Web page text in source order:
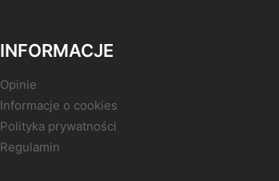
INFORMACJE
Opinie
Informacje o cookies
Polityka prywatności
Regulamin